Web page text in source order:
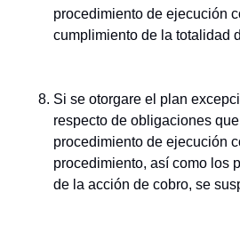
procedimiento de ejecución
cumplimiento de la totalidad
Si se otorgare el plan
respecto de obligaciones
procedimiento de ejecución
procedimiento, así como los
de la acción de cobro, se